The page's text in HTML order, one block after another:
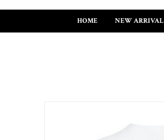
HOME NEW ARRIVAL